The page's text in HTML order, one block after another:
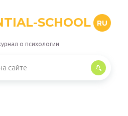
SCHOOL RU
о психологии